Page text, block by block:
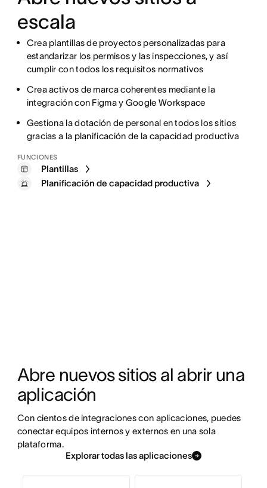
escala
Crea plantillas de proyectos personalizadas para
estandarizar los permisos y las inspecciones, y así
cumplir con todos los requisitos normativos
Crea activos de marca coherentes mediante la
integración con Figma y Google Workspace
Gestiona la dotación de personal en todos los sitios
gracias a la planificación de la capacidad productiva
FUNCIONES
Plantillas
Planificación de capacidad productiva
Abre nuevos sitios al abrir una
aplicación
Con cientos de integraciones con aplicaciones, puedes
conectar equipos internos y externos en una sola
plataforma.
Explorar todas las aplicaciones